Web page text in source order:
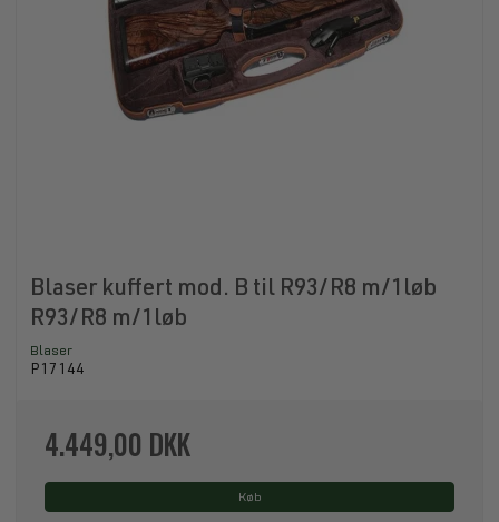
Blaser kuffert mod. B til R93/R8 m/1løb
R93/R8 m/1løb
Blaser
P17144
4.449,00 DKK
Køb